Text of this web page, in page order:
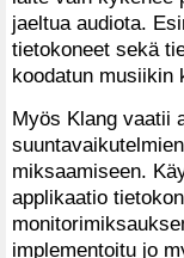
jaeltua audiota.
tietokoneet sekä
koodatun musiikin
Myös Klang vaatii
miksaamiseen.
applikaatio
implementoitu jo